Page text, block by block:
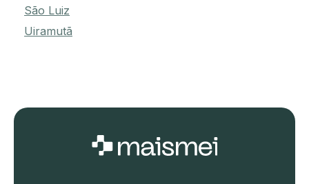
São Luiz
Uiramutã